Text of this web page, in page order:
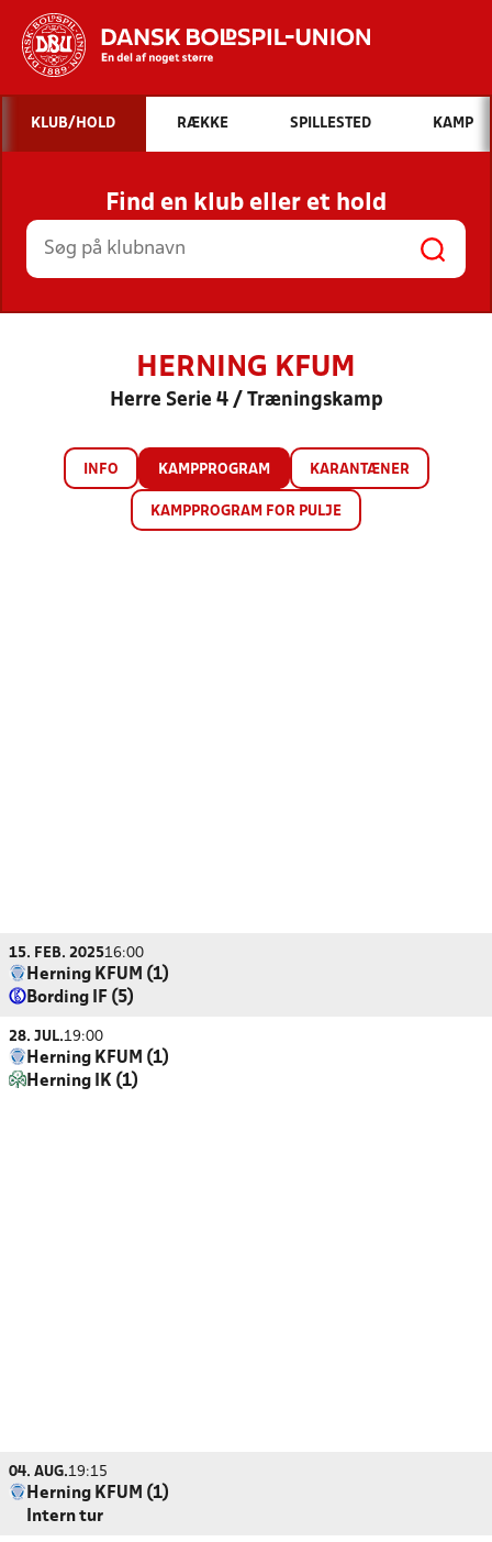
Hvad vil du søge efter?
INDHOLD OG NYHEDER
STILLINGER, RESULTATER, KLUBBER OG
HOLD
KLUB/HOLD RÆKKE SPILLESTED KAMP
Find en klub eller et hold
HERNING KFUM
Herre Serie 4 / Træningskamp
INFO KAMPPROGRAM KARANTÆNER
KAMPPROGRAM FOR PULJE
15. FEB. 202516:00
Herning KFUM (1)
Bording IF (5)
28. JUL.19:00
Herning KFUM (1)
Herning IK (1)
04. AUG.19:15
Herning KFUM (1)
Intern tur